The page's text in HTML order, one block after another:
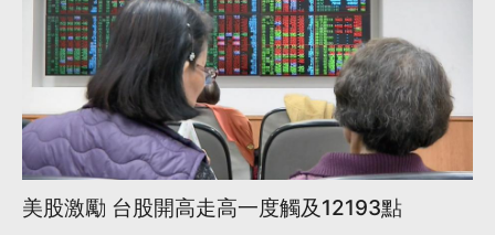
美股激勵 台股開高走高一度觸及12193點